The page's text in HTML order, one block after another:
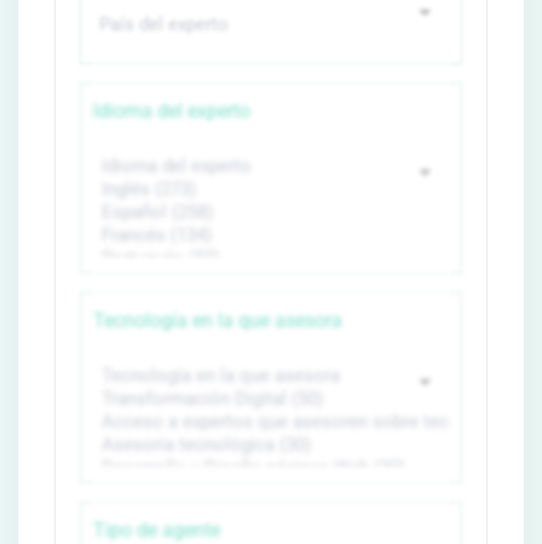
Idioma del experto
Tecnología en la que asesora
Tipo de agente